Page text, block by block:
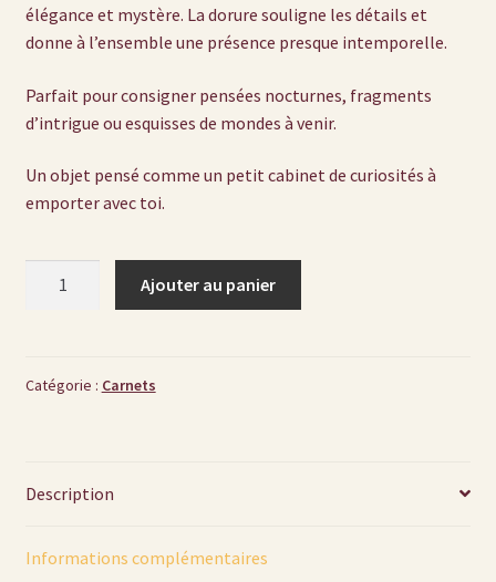
élégance et mystère. La dorure souligne les détails et
donne à l’ensemble une présence presque intemporelle.
Parfait pour consigner pensées nocturnes, fragments
d’intrigue ou esquisses de mondes à venir.
Un objet pensé comme un petit cabinet de curiosités à
emporter avec toi.
-
Ajouter au panier
Catégorie : Carnets
Description
Informations complémentaires